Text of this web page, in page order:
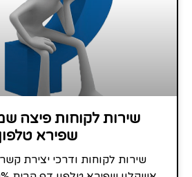
שירות לקוחות פיצה
שפירא
שירות לקוחות ודרכי יצירת